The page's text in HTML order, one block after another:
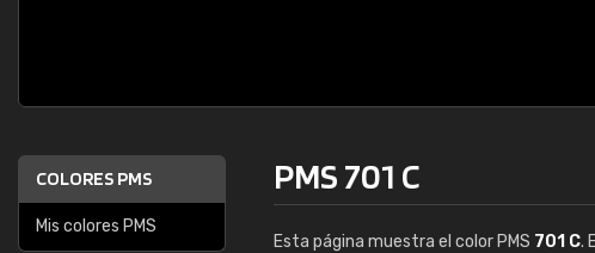
COLORES PMS
Mis colores PMS
PMS 701 C
Esta página muestra el color PMS 701 C.